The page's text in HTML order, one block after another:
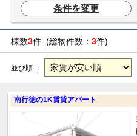
条件を変更
棟数3件 (総物件数： 3件)
並び順 ：
南行徳の1K賃貸アパート